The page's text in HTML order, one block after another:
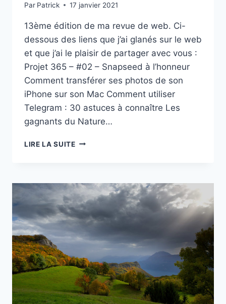
Par Patrick 17 janvier 2021
13ème édition de ma revue de web. Ci-
dessous des liens que j’ai glanés sur le web
et que j’ai le plaisir de partager avec vous :
Projet 365 – #02 – Snapseed à l’honneur
Comment transférer ses photos de son
iPhone sur son Mac Comment utiliser
Telegram : 30 astuces à connaître Les
gagnants du Nature…
LIRE LA SUITEREVUE